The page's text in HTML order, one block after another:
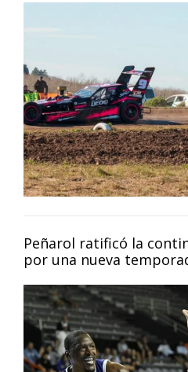
Peñarol ratificó la
por una nueva